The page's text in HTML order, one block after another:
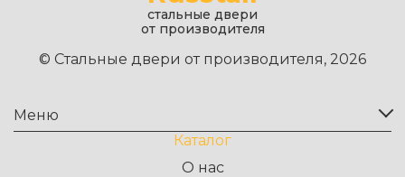
стальные двери
от производителя
© Стальные двери от производителя, 2026
Меню
Каталог
О нас